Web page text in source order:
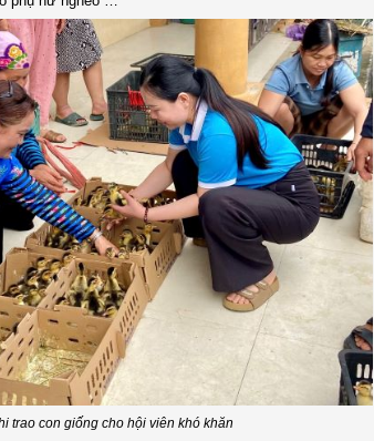
trao con giống cho hội viên khó khăn